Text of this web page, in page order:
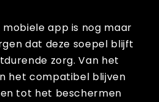
app is nog maar
dat deze soepel blijft
zorg. Van het
het compatibel blijven
tot het beschermen